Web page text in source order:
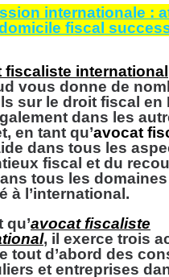
internationale :
fiscal
fiscaliste international
vous donne de
sur le droit fiscal en
dans les
en tant qu’avocat
dans tous les
fiscal et du
tous les
à l’international.
qu’avocat fiscaliste
, il exerce trois
tout d’abord des
et entreprises